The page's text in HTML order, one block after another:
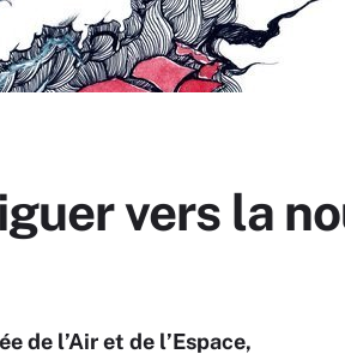
vers la
de l’Air et de l’Espace,